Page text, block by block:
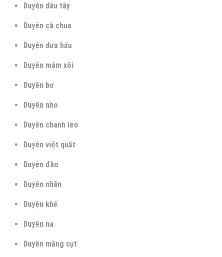
Duyên dâu tây
Duyên cà chua
Duyên dưa hấu
Duyên mâm xôi
Duyên bơ
Duyên nho
Duyên chanh leo
Duyên việt quất
Duyên đào
Duyên nhãn
Duyên khế
Duyên na
Duyên măng cụt